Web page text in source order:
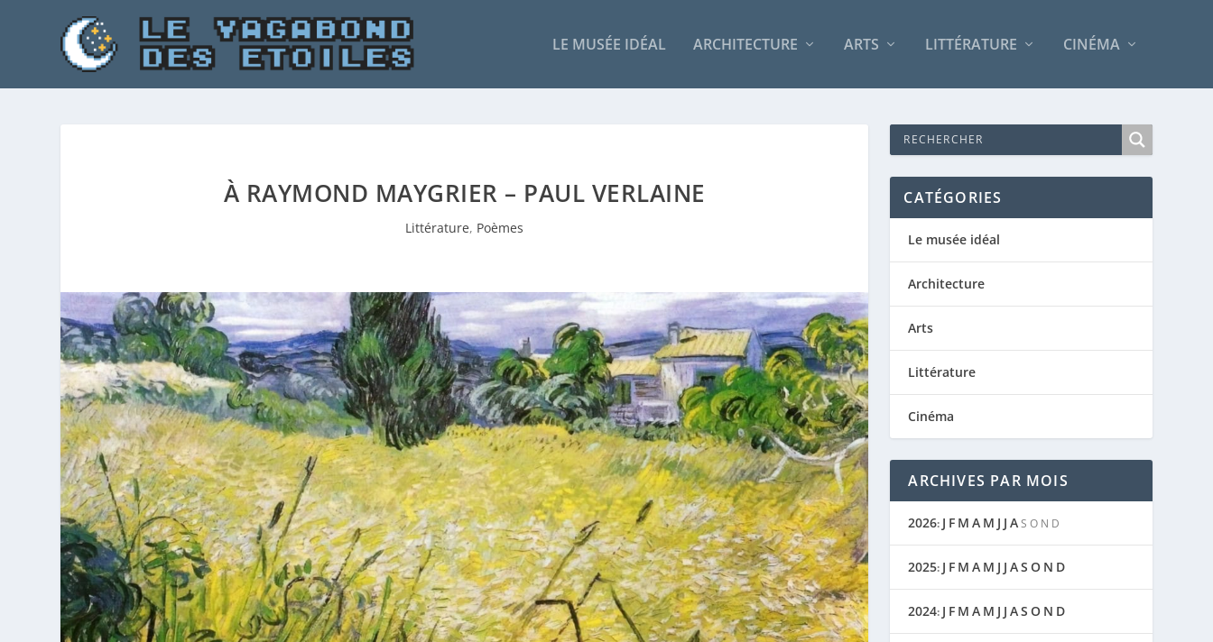
LE MUSÉE IDÉAL ARCHITECTURE ARTS LITTÉRATURE CINÉMA
À RAYMOND MAYGRIER – PAUL VERLAINE
Littérature, Poèmes
CATÉGORIES
Le musée idéal
Architecture
Arts
Littérature
Cinéma
ARCHIVES PAR MOIS
2026: J F M A M J J AS O N D
2025: J F M A M J J AS O N D
2024: J F M A M J J AS O N D